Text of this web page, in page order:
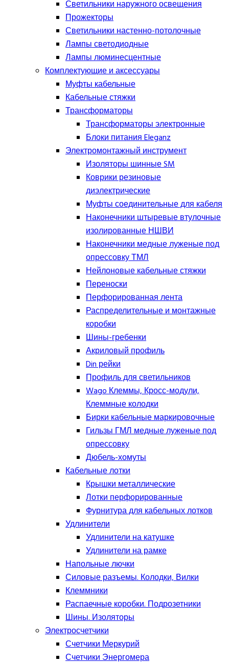
Светильники наружного освещения
Прожекторы
Светильники настенно-потолочные
Лампы светодиодные
Лампы люминесцентные
Комплектующие и аксессуары
Муфты кабельные
Кабельные стяжки
Трансформаторы
Трансформаторы электронные
Блоки питания Eleganz
Электромонтажный инструмент
Изоляторы шинные SM
Коврики резиновые
диэлектрические
Муфты соединительные для кабеля
Наконечники штыревые втулочные
изолированные НШВИ
Наконечники медные луженые под
опрессовку ТМЛ
Нейлоновые кабельные стяжки
Переноски
Перфорированная лента
Распределительные и монтажные
коробки
Шины-гребенки
Акриловый профиль
Din рейки
Профиль для светильников
Wago Клеммы, Кросс-модули,
Клеммные колодки
Бирки кабельные маркировочные
Гильзы ГМЛ медные луженые под
опрессовку
Дюбель-хомуты
Кабельные лотки
Крышки металлические
Лотки перфорированные
Фурнитура для кабельных лотков
Удлинители
Удлинители на катушке
Удлинители на рамке
Напольные лючки
Силовые разъемы. Колодки, Вилки
Клеммники
Распаечные коробки. Подрозетники
Шины. Изоляторы
Электросчетчики
Счетчики Меркурий
Счетчики Энергомера